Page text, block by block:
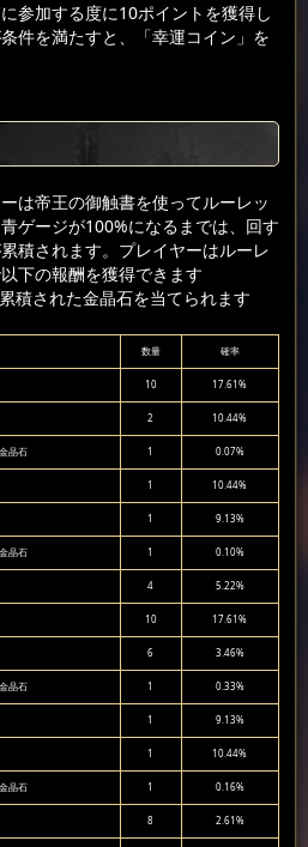
参加する度に10ポイントを獲得し
件を満たすと、「幸運コイン」を
は帝王の御触書を使ってルーレッ
ゲージが100%になるまでは、回す
積されます。プレイヤーはルーレ
下の報酬を獲得できます
積された金晶石を当てられます
数量 確率
10 17.61%
2 10.44%
晶石 1 0.07%
1 10.44%
1 9.13%
晶石 1 0.10%
4 5.22%
10 17.61%
6 3.46%
晶石 1 0.33%
1 9.13%
1 10.44%
晶石 1 0.16%
8 2.61%